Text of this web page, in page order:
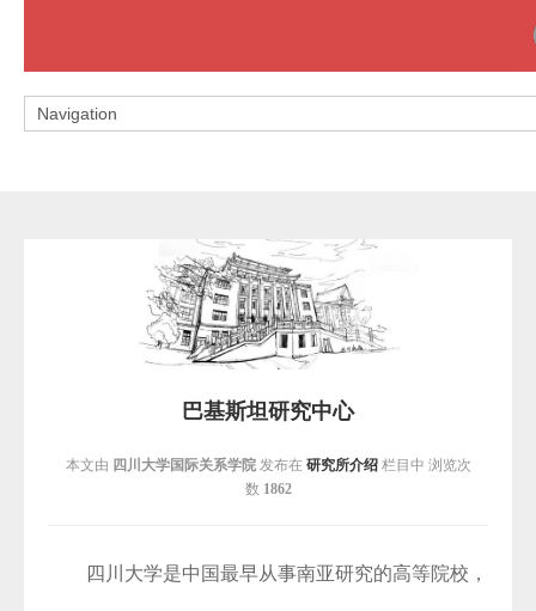
巴基斯坦研究中心
本文由 四川大学国际关系学院发布在 研究所介绍栏目中 浏览次
数 1862
四川大学是中国最早从事南亚研究的高等院校，